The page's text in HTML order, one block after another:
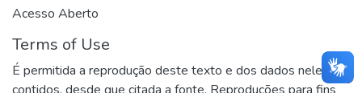
Acesso Aberto
Terms of Use
É permitida a reprodução deste texto e dos dados nele